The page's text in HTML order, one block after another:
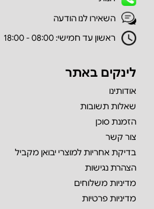
השאירו לנו הודעה
ראשון עד חמישי: 08:00 - 18:00
לינקים באתר
אודותינו
שאלות תשובות
הזמנת סוכן
צור קשר
בדיקת אחריות למוצרי יבואן מקביל
הצהרת נגישות
מדיניות משלוחים
מדיניות פרטיות